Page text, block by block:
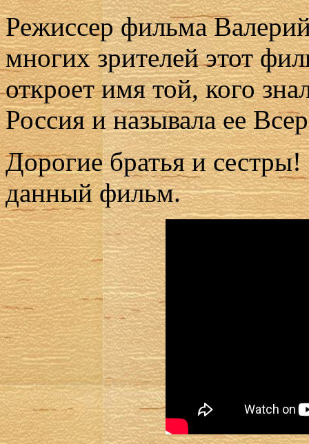
Режиссер фильма
многих зрителей этот
откроет имя той, кого
Россия и называла ее
Дорогие братья и
данный фильм.